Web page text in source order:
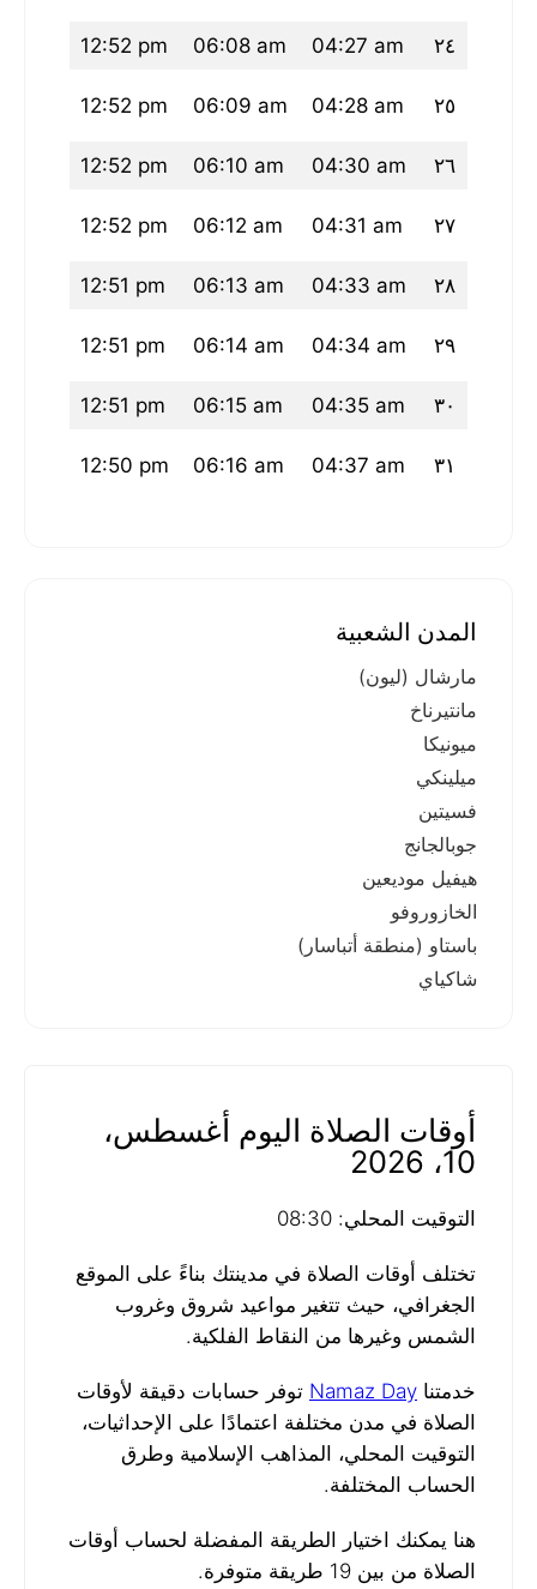
٢٤ 04:27 am
06:08 am
12:52 pm
٢٥ 04:28 am
06:09 am
12:52 pm
٢٦ 04:30 am
06:10 am
12:52 pm
٢٧ 04:31 am
06:12 am
12:52 pm
٢٨ 04:33 am
06:13 am
12:51 pm
٢٩ 04:34 am
06:14 am
12:51 pm
٣٠ 04:35 am
06:15 am
12:51 pm
٣١ 04:37 am
06:16 am
12:50 pm
المدن الشعبية
مارشال (ليون)
مانتيرناخ
ميونيكا
ميلينكي
فسيتين
جوبالجانج
هيفيل موديعين
الخازوروفو
باستاو (منطقة أتباسار)
شاكياي
أوقات الصلاة اليوم أغسطس،
10، 2026
التوقيت المحلي: 08:30
تختلف أوقات الصلاة في مدينتك بناءً على الموقع
الجغرافي، حيث تتغير مواعيد شروق وغروب
الشمس وغيرها من النقاط الفلكية.
خدمتنا Namaz Day توفر حسابات دقيقة لأوقات
الصلاة في مدن مختلفة اعتمادًا على الإحداثيات،
التوقيت المحلي، المذاهب الإسلامية وطرق
الحساب المختلفة.
هنا يمكنك اختيار الطريقة المفضلة لحساب أوقات
الصلاة من بين 19 طريقة متوفرة.